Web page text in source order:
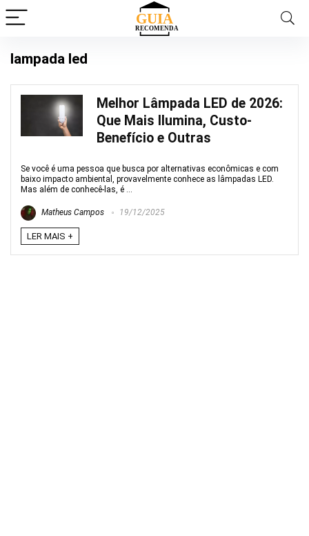
lampada led
Melhor Lâmpada LED de 2026:
Que Mais Ilumina, Custo-
Benefício e Outras
Se você é uma pessoa que busca por alternativas econômicas e com
baixo impacto ambiental, provavelmente conhece as lâmpadas LED.
Mas além de conhecê-las, é ...
Matheus Campos 19/12/2025
LER MAIS +